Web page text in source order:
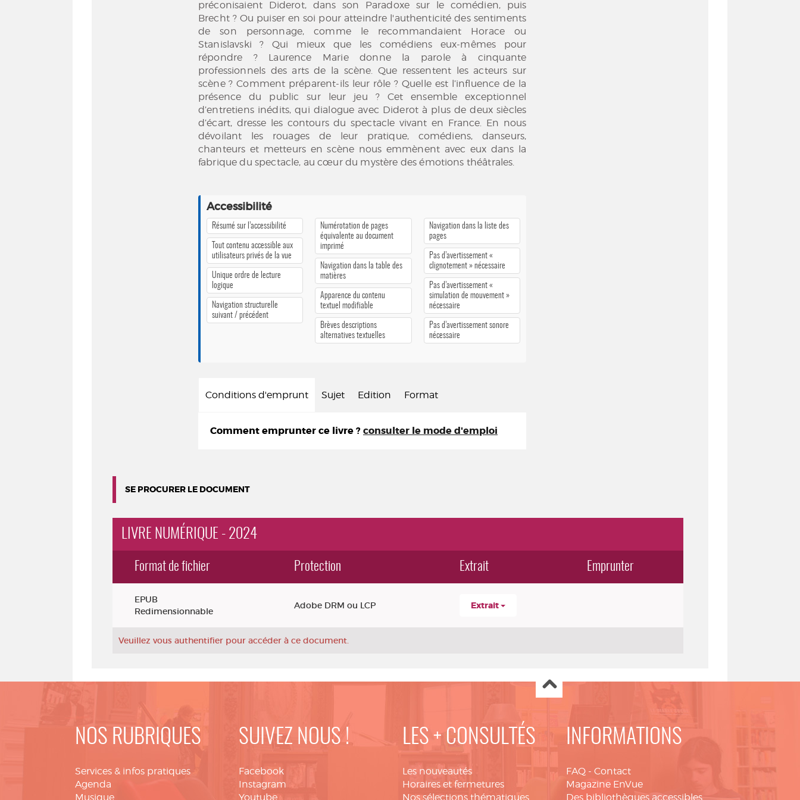
préconisaient Diderot, dans son Paradoxe sur le comédien, puis
Brecht ? Ou puiser en soi pour atteindre l'authenticité des sentiments
de son personnage, comme le recommandaient Horace ou
Stanislavski ? Qui mieux que les comédiens eux-mêmes pour
répondre ? Laurence Marie donne la parole à cinquante
professionnels des arts de la scène. Que ressentent les acteurs sur
scène ? Comment préparent-ils leur rôle ? Quelle est l’influence de la
présence du public sur leur jeu ? Cet ensemble exceptionnel
d’entretiens inédits, qui dialogue avec Diderot à plus de deux siècles
d’écart, dresse les contours du spectacle vivant en France. En nous
dévoilant les rouages de leur pratique, comédiens, danseurs,
chanteurs et metteurs en scène nous emmènent avec eux dans la
fabrique du spectacle, au cœur du mystère des émotions théâtrales.
Accessibilité
Résumé sur l’accessibilité
Tout contenu accessible aux
utilisateurs privés de la vue
Unique ordre de lecture
logique
Navigation structurelle
suivant / précédent
Numérotation de pages
équivalente au document
imprimé
Navigation dans la table des
matières
Apparence du contenu
textuel modifiable
Brèves descriptions
alternatives textuelles
Navigation dans la liste des
pages
Pas d’avertissement «
clignotement » nécessaire
Pas d’avertissement «
simulation de mouvement »
nécessaire
Pas d’avertissement sonore
nécessaire
Conditions d'emprunt Sujet Edition Format
Comment emprunter ce livre ? consulter le mode d'emploi
SE PROCURER LE DOCUMENT
LIVRE NUMÉRIQUE - 2024
Format de fichier Protection Extrait Emprunter
EPUB
Redimensionnable
Adobe DRM ou LCP Extrait
Veuillez vous authentifier pour accéder à ce document.
NOS RUBRIQUES
Services & infos pratiques
Agenda
Musique
SUIVEZ NOUS !
Facebook
Instagram
Youtube
LES + CONSULTÉS
Les nouveautés
Horaires et fermetures
Nos sélections thématiques
INFORMATIONS
FAQ - Contact
Magazine EnVue
Des bibliothèques accessibles